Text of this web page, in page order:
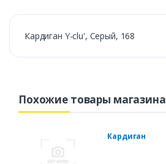
Кардиган Y-clu', Серый, 168
Похожие товары магазина
Кардиган